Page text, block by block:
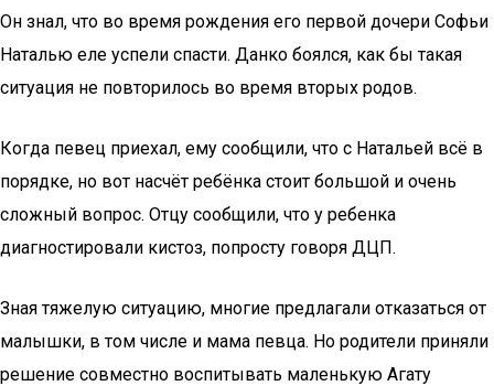
Он знал, что во время рождения его первой дочери Софьи
Наталью еле успели спасти. Данко боялся, как бы такая
ситуация не повторилось во время вторых родов.
Когда певец приехал, ему сообщили, что с Натальей всё в
порядке, но вот насчёт ребёнка стоит большой и очень
сложный вопрос. Отцу сообщили, что у ребенка
диагностировали кистоз, попросту говоря ДЦП.
Зная тяжелую ситуацию, многие предлагали отказаться от
малышки, в том числе и мама певца. Но родители приняли
решение совместно воспитывать маленькую Агату